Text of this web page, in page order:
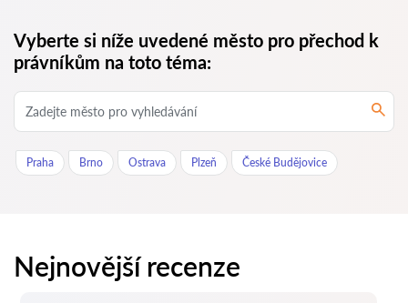
Vyberte si níže uvedené město pro přechod k
právníkům na toto téma:
Praha Brno Ostrava Plzeň České Budějovice
Nejnovější recenze